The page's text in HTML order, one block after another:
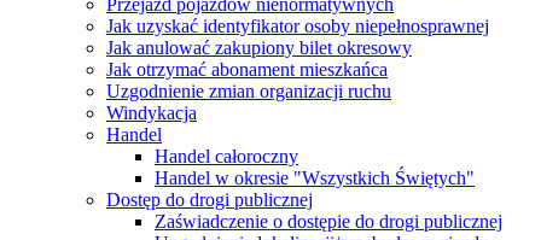
Jak uzyskać identyfikator osoby niepełnosprawnej
Jak anulować zakupiony bilet okresowy
Jak otrzymać abonament mieszkańca
Uzgodnienie zmian organizacji ruchu
Windykacja
Handel
Handel całoroczny
Handel w okresie "Wszystkich Świętych"
Dostęp do drogi publicznej
Zaświadczenie o dostępie do drogi publicznej